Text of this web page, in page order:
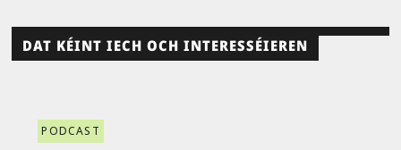
DAT KÉINT IECH OCH INTERESSÉIEREN
PODCAST